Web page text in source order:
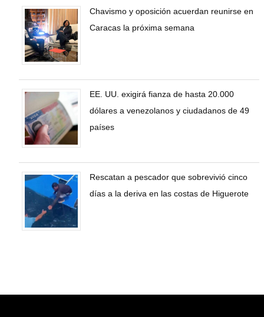
Chavismo y oposición acuerdan reunirse en
Caracas la próxima semana
EE. UU. exigirá fianza de hasta 20.000
dólares a venezolanos y ciudadanos de 49
países
Rescatan a pescador que sobrevivió cinco
días a la deriva en las costas de Higuerote